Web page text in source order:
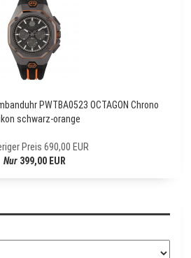
PWTBA0523 OCTAGON Chrono
schwarz-orange
Preis 690,00 EUR
Nur399,00 EUR